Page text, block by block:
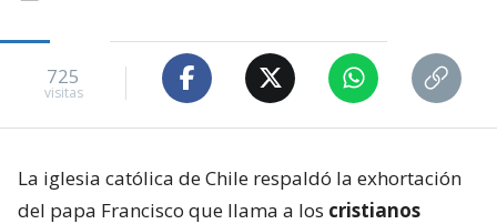
725
visitas
La iglesia católica de Chile respaldó la exhortación
del papa Francisco que llama a los cristianos